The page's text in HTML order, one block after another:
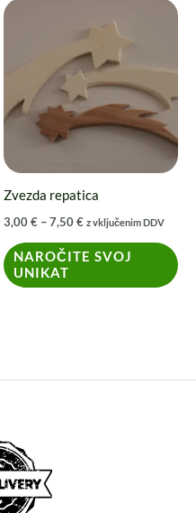
Zvezda repatica
3,00€ –7,50€
razpon:
3,00 €
do
7,50 €
z vključenim DDV
NAROČITE SVOJ
UNIKAT
Ta
različic.
Možnosti
lahko
na
strani
izdelka